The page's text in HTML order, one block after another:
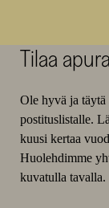
Tilaa
Ole hyvä ja täytä
postituslistalle.
kuusi kertaa
Huolehdimme
kuvatulla tavalla.